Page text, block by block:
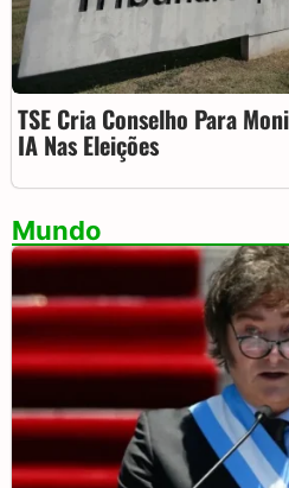
TSE Cria Conselho Para
IA Nas Eleições
Mundo